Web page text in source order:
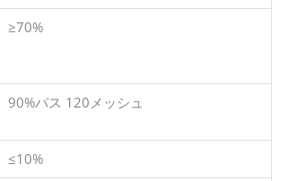
≥70%
90%パス 120メッシュ
≤10%